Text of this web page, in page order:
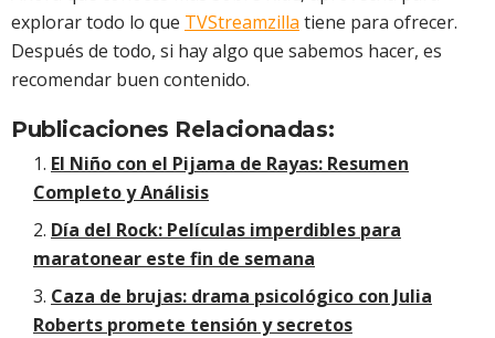
explorar todo lo que TVStreamzilla tiene para ofrecer.
Después de todo, si hay algo que sabemos hacer, es
recomendar buen contenido.
Publicaciones Relacionadas:
El Niño con el Pijama de Rayas: Resumen
Completo y Análisis
Día del Rock: Películas imperdibles para
maratonear este fin de semana
Caza de brujas: drama psicológico con Julia
Roberts promete tensión y secretos